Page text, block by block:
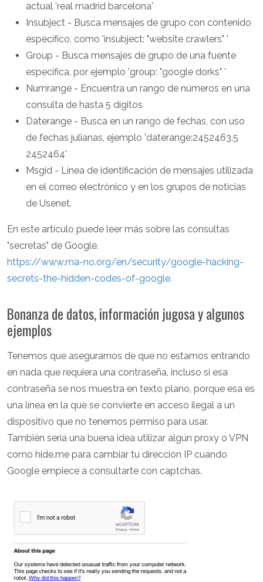
actual 'real madrid barcelona'
Insubject - Busca mensajes de grupo con contenido
específico, como 'insubject: "website crawlers" '
Group - Busca mensajes de grupo de una fuente
específica, por ejemplo 'group: "google dorks" '
Numrange - Encuentra un rango de números en una
consulta de hasta 5 dígitos
Daterange - Busca en un rango de fechas, con uso
de fechas julianas, ejemplo 'daterange:2452463.5
2452464'
Msgid - Línea de identificación de mensajes utilizada
en el correo electrónico y en los grupos de noticias
de Usenet.
En este artículo puede leer más sobre las consultas
"secretas" de Google.
https://www.ma-no.org/en/security/google-hacking-
secrets-the-hidden-codes-of-google.
Bonanza de datos, información jugosa y algunos
ejemplos
Tenemos que asegurarnos de que no estamos entrando
en nada que requiera una contraseña, incluso si esa
contraseña se nos muestra en texto plano, porque esa es
una línea en la que se convierte en acceso ilegal a un
dispositivo que no tenemos permiso para usar.
También sería una buena idea utilizar algún proxy o VPN
como hide.me para cambiar tu dirección IP cuando
Google empiece a consultarte con captchas.